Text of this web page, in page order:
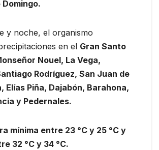
y noche, el organismo
en el Gran Santo
Nouel, La Vega,
Rodríguez, San Juan de
Elías Piña, Dajabón, Barahona,
y Pedernales.
mínima entre 23 °C y 25 °C y
32 °C y 34 °C.